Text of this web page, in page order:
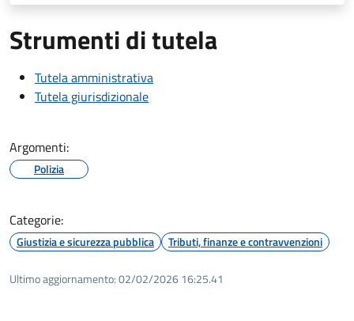
Strumenti di tutela
Tutela amministrativa
Tutela giurisdizionale
Argomenti:
Polizia
Categorie:
Giustizia e sicurezza pubblica Tributi, finanze e contravvenzioni
Ultimo aggiornamento:02/02/2026 16:25.41